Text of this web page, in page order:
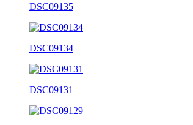
DSC09135
DSC09134
DSC09131